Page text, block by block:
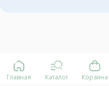
Главная Каталог Корзина